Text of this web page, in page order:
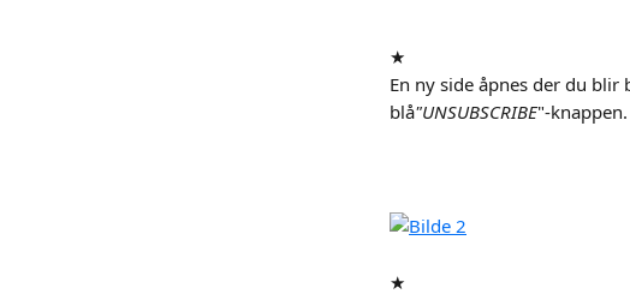
★
En ny side åpnes der du
blå"UNSUBSCRIBE"-knappen.
★